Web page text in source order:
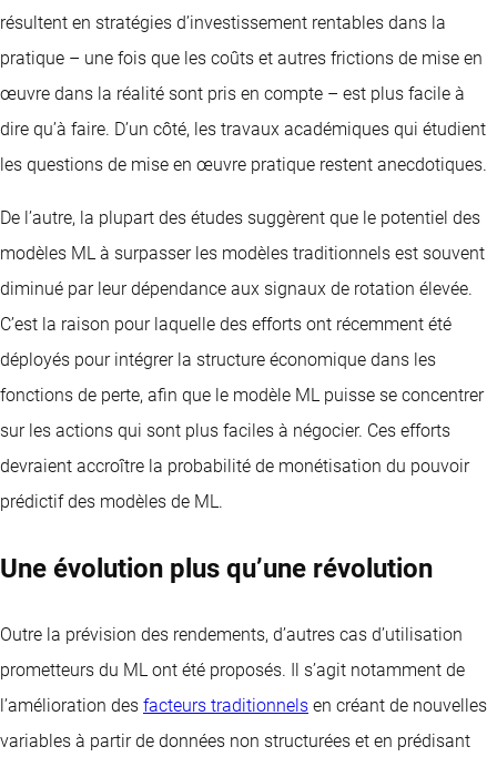
résultent en stratégies d’investissement rentables dans la
pratique – une fois que les coûts et autres frictions de mise en
œuvre dans la réalité sont pris en compte – est plus facile à
dire qu’à faire. D’un côté, les travaux académiques qui étudient
les questions de mise en œuvre pratique restent anecdotiques.
De l’autre, la plupart des études suggèrent que le potentiel des
modèles ML à surpasser les modèles traditionnels est souvent
diminué par leur dépendance aux signaux de rotation élevée.
C’est la raison pour laquelle des efforts ont récemment été
déployés pour intégrer la structure économique dans les
fonctions de perte, afin que le modèle ML puisse se concentrer
sur les actions qui sont plus faciles à négocier. Ces efforts
devraient accroître la probabilité de monétisation du pouvoir
prédictif des modèles de ML.
Une évolution plus qu’une révolution
Outre la prévision des rendements, d’autres cas d’utilisation
prometteurs du ML ont été proposés. Il s’agit notamment de
l’amélioration des facteurs traditionnels en créant de nouvelles
variables à partir de données non structurées et en prédisant